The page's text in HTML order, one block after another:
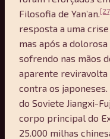
Filosofia de Yan’an.
resposta a uma
mas após a
sofrendo nas mãos
aparente reviravolta
contra os
do Soviete Jiangxi-
corpo principal do
25.000 milhas